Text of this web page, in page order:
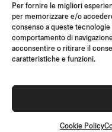
Per fornire le migliori
per memorizzare e/o
consenso a queste
comportamento di
acconsentire o ritirare il
caratteristiche e funzioni.
Cookie Policy
SUPPORT ET FAQ
RETOURS
INSTRUCTIONS DE
GIFT CARD
Rejoignez la communauté
exclusifs et des offres